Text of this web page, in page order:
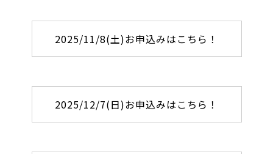
2025/11/8(土)お申込みはこちら！
2025/12/7(日)お申込みはこちら！